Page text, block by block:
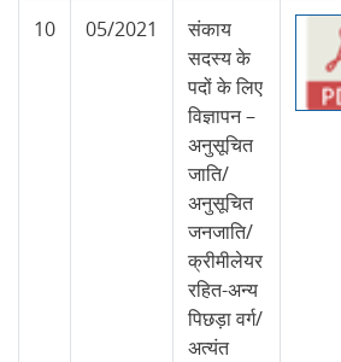
10 05/2021
संकाय
सदस्य के
पदों के लिए
विज्ञापन –
अनुसूचित
जाति/
अनुसूचित
जनजाति/
क्रीमीलेयर
रहित-अन्य
पिछड़ा वर्ग/
अत्यंत